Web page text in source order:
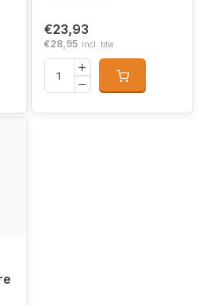
€23,93
€28,95 Incl. btw